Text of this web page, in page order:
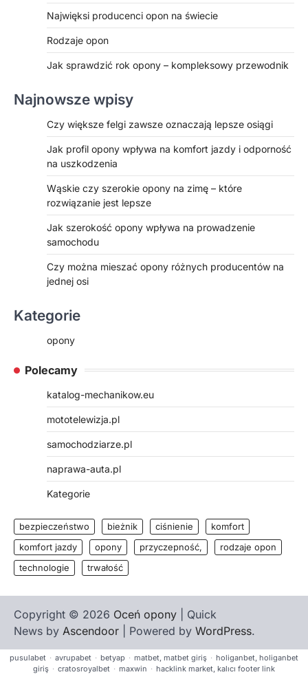
Najwięksi producenci opon na świecie
Rodzaje opon
Jak sprawdzić rok opony – kompleksowy przewodnik
Najnowsze wpisy
Czy większe felgi zawsze oznaczają lepsze osiągi
Jak profil opony wpływa na komfort jazdy i odporność
na uszkodzenia
Wąskie czy szerokie opony na zimę – które
rozwiązanie jest lepsze
Jak szerokość opony wpływa na prowadzenie
samochodu
Czy można mieszać opony różnych producentów na
jednej osi
Kategorie
opony
Polecamy
katalog-mechanikow.eu
mototelewizja.pl
samochodziarze.pl
naprawa-auta.pl
Kategorie
bezpieczeństwo bieżnik ciśnienie
komfort
komfort jazdy
opony przyczepność,
rodzaje opon
technologie
trwałość
Copyright © 2026 Oceń opony | Quick
News by Ascendoor | Powered by WordPress.
pusulabet · avrupabet · betyap · matbet, matbet giriş · holiganbet, holiganbet
giriş · cratosroyalbet · maxwin · hacklink market, kalıcı footer link